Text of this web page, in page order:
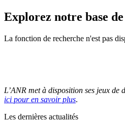
Explorez notre base
La fonction de recherche n'est pas
L’ANR met à disposition ses jeux de
ici pour en savoir plus.
Les dernières actualités